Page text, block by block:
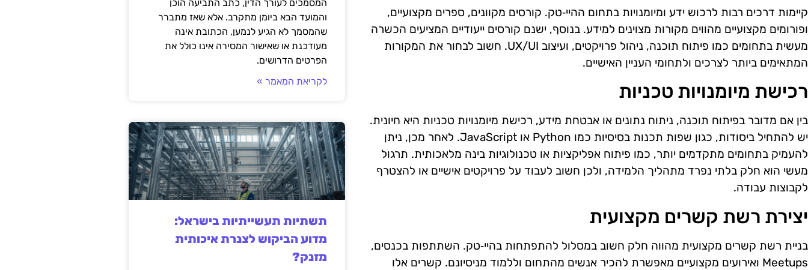
קיימות דרכים רבות לרכוש ידע ומיומנויות בתחום ההיי‑טק. קורסים מקוונים, ספרים מקצועיים,
ופורומים מקצועיים מהווים מקורות מצוינים למידע. בנוסף, ישנם קורסים ייעודיים המציעים הכשרה
מעשית בתחומים כמו פיתוח תוכנה, ניהול פרויקטים, ועיצוב UX/UI. חשוב לבחור את המקורות
המתאימים ביותר לצרכים ולתחומי העניין האישיים.
רכישת מיומנויות טכניות
בין אם מדובר בפיתוח תוכנה, ניתוח נתונים או אבטחת מידע, רכישת מיומנויות טכניות היא חיונית.
יש להתחיל ביסודות, כגון שפות תכנות בסיסיות כמו Python או JavaScript. לאחר מכן, ניתן
להעמיק בתחומים מתקדמים יותר, כמו פיתוח אפליקציות או טכנולוגיות בינה מלאכותית. תרגול
מעשי הוא חלק בלתי נפרד מתהליך הלמידה, ולכן חשוב לעבוד על פרויקטים אישיים או להצטרף
לקבוצות עבודה.
יצירת רשת קשרים מקצועית
בניית רשת קשרים מקצועית מהווה חלק חשוב במסלול להתפתחות בהיי‑טק. השתתפות בכנסים,
Meetups ואירועים מקצועיים מאפשרת להכיר אנשים מהתחום וללמוד מניסיונם. קשרים אלו
המסמכים לעורך הדין, כתב התביעה הוכן
והמועד הבא ביומן מתקרב. אלא שאז מתברר
שהמסמך לא הגיע לנמען, הכתובת אינה
מעודכנת או שאישור המסירה אינו כולל את
הפרטים הדרושים.
לקריאת המאמר »
תשתיות תעשייתיות בישראל:
מדוע הביקוש לצנרת איכותית
מזנק?